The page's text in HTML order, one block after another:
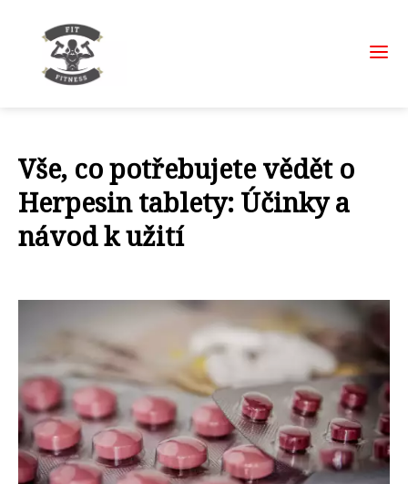
Vše, co potřebujete vědět o
Herpesin tablety: Účinky a
návod k užití